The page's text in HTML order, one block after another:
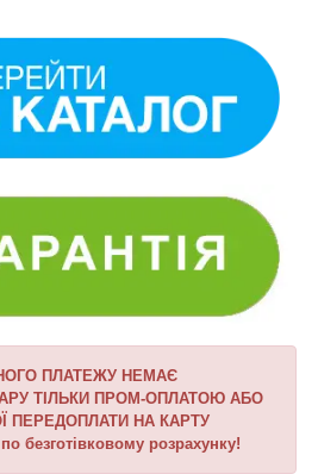
ПЛАТЕЖУ НЕМАЄ
ТІЛЬКИ ПРОМ-ОПЛАТОЮ АБО
ПЕРЕДОПЛАТИ НА КАРТУ
безготівковому розрахунку!